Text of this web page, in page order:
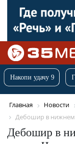
Накопи удачу 9
Главная Новости
Дебошир в нижнем
Дебошир в